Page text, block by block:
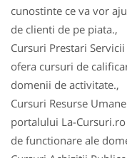
cunostinte ce va vor
de clienti de pe piata.,
Cursuri Prestari
ofera cursuri de
domenii de activitate.,
Cursuri Resurse
portalului La-
de functionare ale